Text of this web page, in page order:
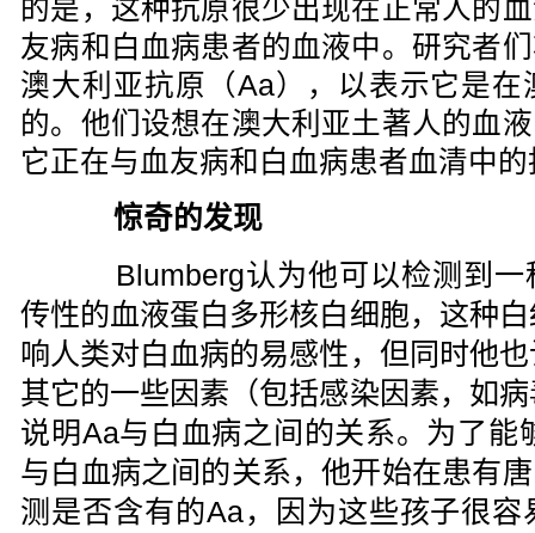
的是，这种抗原很少出现在正常人的
友病和白血病患者的血液中。研究者
澳大利亚抗原（Aa），以表示它是
的。他们设想在澳大利亚土著人的血
它正在与血友病和白血病患者血清中
惊奇的发现
Blumberg认为他可以检测到一
传性的血液蛋白多形核白细胞，这种
响人类对白血病的易感性，但同时他
其它的一些因素（包括感染因素，如
说明Aa与白血病之间的关系。为了能
与白血病之间的关系，他开始在患有
测是否含有的Aa，因为这些孩子很